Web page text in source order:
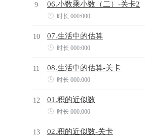
9 06.小数乘小数（二）-关卡2
 时长 000:000
10 07.生活中的估算
 时长 000:000
11 08.生活中的估算-关卡
 时长 000:000
12 01.积的近似数
 时长 000:000
13 02.积的近似数-关卡